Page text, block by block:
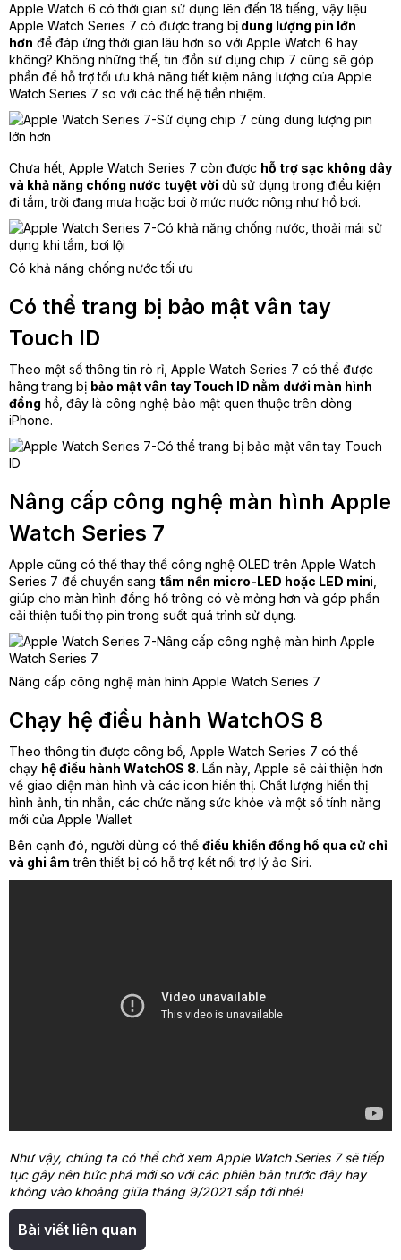
Apple Watch 6 có thời gian sử dụng lên đến 18 tiếng, vậy liệu
Apple Watch Series 7 có được trang bị dung lượng pin lớn
hơn để đáp ứng thời gian lâu hơn so với Apple Watch 6 hay
không? Không những thế, tin đồn sử dụng chip 7 cũng sẽ góp
phần để hỗ trợ tối ưu khả năng tiết kiệm năng lượng của Apple
Watch Series 7 so với các thế hệ tiền nhiệm.
Chưa hết, Apple Watch Series 7 còn được hỗ trợ sạc không dây
và khả năng chống nước tuyệt vời dù sử dụng trong điều kiện
đi tắm, trời đang mưa hoặc bơi ở mức nước nông như hồ bơi.
Có khả năng chống nước tối ưu
Có thể trang bị bảo mật vân tay
Touch ID
Theo một số thông tin rò rỉ, Apple Watch Series 7 có thể được
hãng trang bị bảo mật vân tay Touch ID nằm dưới màn hình
đồng hồ, đây là công nghệ bảo mật quen thuộc trên dòng
iPhone.
Nâng cấp công nghệ màn hình Apple
Watch Series 7
Apple cũng có thể thay thế công nghệ OLED trên Apple Watch
Series 7 để chuyển sang tấm nền micro-LED hoặc LED mini,
giúp cho màn hình đồng hồ trông có vẻ mỏng hơn và góp phần
cải thiện tuổi thọ pin trong suốt quá trình sử dụng.
Nâng cấp công nghệ màn hình Apple Watch Series 7
Chạy hệ điều hành WatchOS 8
Theo thông tin được công bố, Apple Watch Series 7 có thể
chạy hệ điều hành WatchOS 8. Lần này, Apple sẽ cải thiện hơn
về giao diện màn hình và các icon hiển thị. Chất lượng hiển thị
hình ảnh, tin nhắn, các chức năng sức khỏe và một số tính năng
mới của Apple Wallet
Bên cạnh đó, người dùng có thể điều khiển đồng hồ qua cử chỉ
và ghi âm trên thiết bị có hỗ trợ kết nối trợ lý ảo Siri.
Như vậy, chúng ta có thể chờ xem Apple Watch Series 7 sẽ tiếp
tục gây nên bức phá mới so với các phiên bản trước đây hay
không vào khoảng giữa tháng 9/2021 sắp tới nhé!
Bài viết liên quan